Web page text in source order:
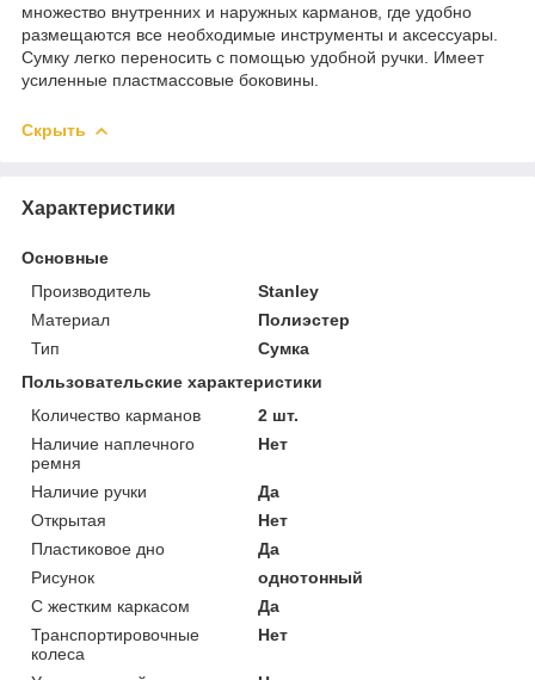
множество внутренних и наружных карманов, где удобно
размещаются все необходимые инструменты и аксессуары.
Сумку легко переносить с помощью удобной ручки. Имеет
усиленные пластмассовые боковины.
Скрыть
Характеристики
Основные
Производитель
Stanley
Материал
Полиэстер
Тип
Сумка
Пользовательские характеристики
Количество карманов
2 шт.
Наличие наплечного
ремня
Нет
Наличие ручки
Да
Открытая
Нет
Пластиковое дно
Да
Рисунок
однотонный
С жестким каркасом
Да
Транспортировочные
колеса
Нет